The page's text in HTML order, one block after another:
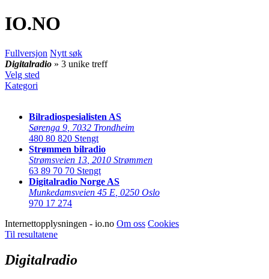
IO.NO
Fullversjon Nytt søk
Digitalradio » 3 unike treff
Velg sted
Kategori
Bilradiospesialisten AS
Sørenga 9 7032 Trondheim
480 80 820 Stengt
Strømmen bilradio
Strømsveien 13 2010 Strømmen
63 89 70 70 Stengt
Digitalradio Norge AS
Munkedamsveien 45 E 0250 Oslo
970 17 274
Internettopplysningen - io.no Om oss Cookies
Til resultatene
Digitalradio